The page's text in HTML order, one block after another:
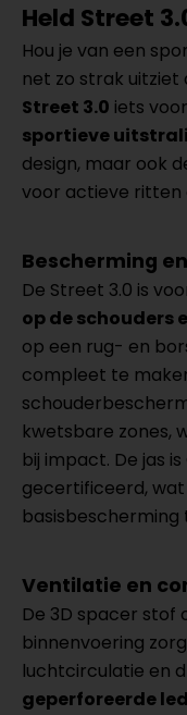
Held Street
Hou je van een
net zo strak uitziet
Street 3.0 iets
sportieve
design, maar ook
voor actieve ritten
Bescherming
De Street 3.0 is
op de schouders
op een rug- en
compleet te
kwetsbare zones,
bij impact. De jas is
gecertificeerd,
Ventilatie en
De 3D spacer stof
binnenvoering
luchtcirculatie en
geperforeerde